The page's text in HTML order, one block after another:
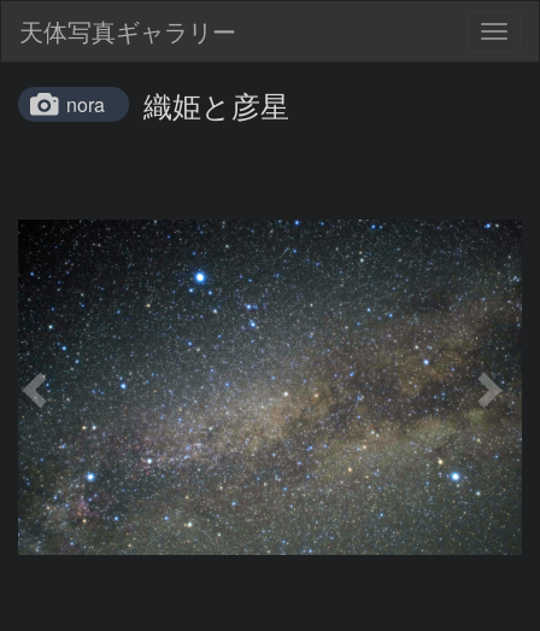
天体写真ギャラリー
nora 織姫と彦星